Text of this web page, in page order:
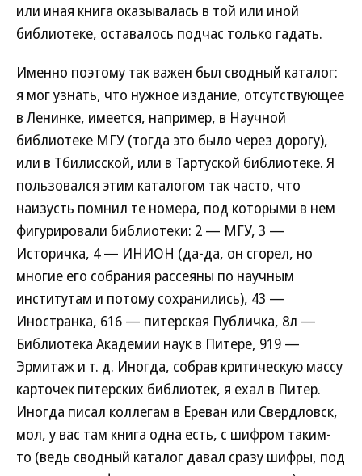
или иная книга оказывалась в той или иной
библиотеке, оставалось подчас только гадать.
Именно поэтому так важен был сводный каталог:
я мог узнать, что нужное издание, отсутствующее
в Ленинке, имеется, например, в Научной
библиотеке МГУ (тогда это было через дорогу),
или в Тбилисской, или в Тартуской библиотеке. Я
пользовался этим каталогом так часто, что
наизусть помнил те номера, под которыми в нем
фигурировали библиотеки: 2 — МГУ, 3 —
Историчка, 4 — ИНИОН (да-да, он сгорел, но
многие его собрания рассеяны по научным
институтам и потому сохранились), 43 —
Иностранка, 616 — питерская Публичка, 8л —
Библиотека Академии наук в Питере, 919 —
Эрмитаж и т. д. Иногда, собрав критическую массу
карточек питерских библиотек, я ехал в Питер.
Иногда писал коллегам в Ереван или Свердловск,
мол, у вас там книга одна есть, с шифром таким-
то (ведь сводный каталог давал сразу шифры, под